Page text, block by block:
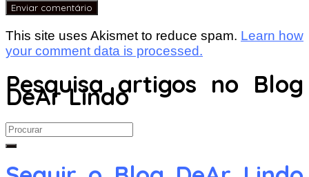
This site uses Akismet to reduce spam. Learn how
your comment data is processed.
Pesquisa artigos no Blog
DeAr Lindo
Search
for: